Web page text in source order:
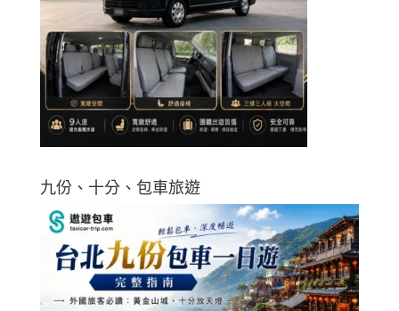
九份、十分、包車旅遊